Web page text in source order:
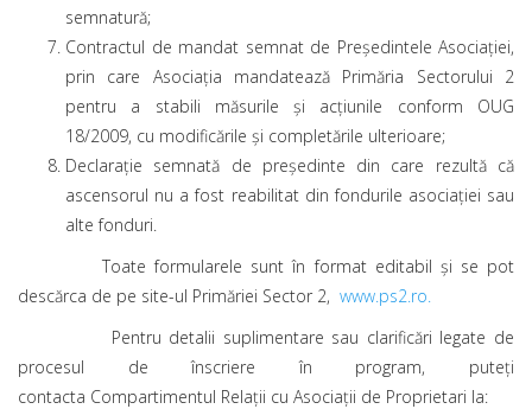
semnatură;
Contractul de mandat semnat de Președintele Asociației,
prin care Asociația mandatează Primăria Sectorului 2
pentru a stabili măsurile și acțiunile conform OUG
18/2009, cu modificările și completările ulterioare;
Declarație semnată de președinte din care rezultă că
ascensorul nu a fost reabilitat din fondurile asociației sau
alte fonduri.
Toate formularele sunt în format editabil și se pot
descărca de pe site-ul Primăriei Sector 2, www.ps2.ro.
Pentru detalii suplimentare sau clarificări legate de
procesul de înscriere în program, puteți
contacta Compartimentul Relații cu Asociații de Proprietari la: